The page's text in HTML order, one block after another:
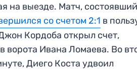
на выезде. Матч,
со счетом 2:1 в
Кордоба открыл счет,
ворота Ивана Ломаева. Во
Диего Коста удвоил